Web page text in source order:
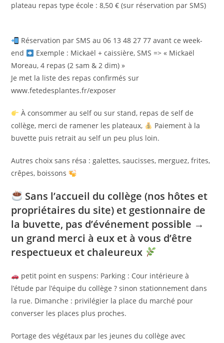
plateau repas type école : 8,50 € (sur réservation par SMS)
Réservation par SMS au 06 13 48 27 77 avant ce week-
end
Exemple : Mickaël + caissière, SMS => « Mickaël
Moreau, 4 repas (2 sam & 2 dim) »
Je met la liste des repas confirmés sur
www.fetedesplantes.fr/exposer
À consommer au self ou sur stand, repas de self de
collège, merci de ramener les plateaux,
Paiement à la
buvette puis retrait au self un peu plus loin.
Autres choix sans résa : galettes, saucisses, merguez, frites,
crêpes, boissons
Sans l’accueil du collège (nos hôtes et
propriétaires du site) et gestionnaire de
la buvette, pas d’événement possible →
un grand merci à eux et à vous d’être
respectueux et chaleureux
petit point en suspens: Parking : Cour intérieure à
l’étude par l’équipe du collège ? sinon stationnement dans
la rue. Dimanche : privilégier la place du marché pour
converser les places plus proches.
Portage des végétaux par les jeunes du collège avec